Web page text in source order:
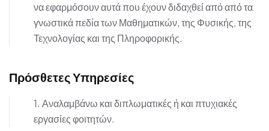
να εφαρμόσουν αυτά που έχουν διδαχθεί από από τα
γνωστικά πεδία των Μαθηματικών, της Φυσικής, της
Τεχνολογίας και της Πληροφορικής.
Πρόσθετες Υπηρεσίες
1. Αναλαμβάνω και διπλωματικές ή και πτυχιακές
εργασίες φοιτητών.